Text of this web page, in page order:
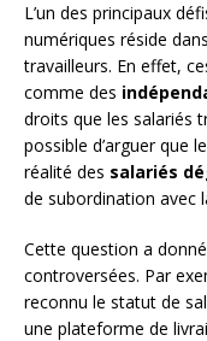
L’un des principaux
numériques réside
travailleurs. En effet,
comme des
droits que les salariés
possible d’arguer que
réalité des salariés
de subordination avec
Cette question a
controversées. Par
reconnu le statut de
une plateforme de